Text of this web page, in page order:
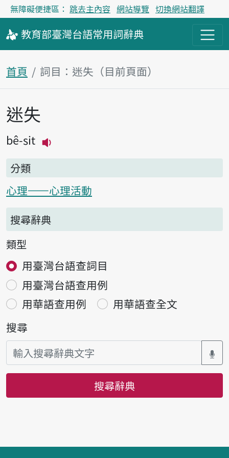
無障礙便捷區： 跳去主內容 網站導覽 切換網站翻譯
教育部臺灣台語常用詞辭典
首頁 詞目：迷失（目前頁面）
主內容區塊
迷失
bê-sit
分類
心理——心理活動
搜尋辭典
類型
用臺灣台語查詞目
用臺灣台語查用例
用華語查用例
用華語查全文
搜尋
搜尋辭典